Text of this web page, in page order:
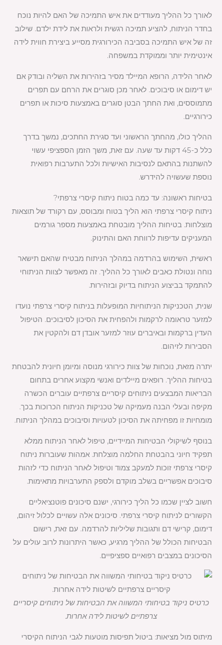
לאורך כל ההליך מעודדים את איש התמיכה של האם להיות נוכח
בחדר הניתוח, להציע תמיכה רגשית ולראות את לידת ילדם. שילוב
זה של איש התמיכה בסביבה הכירורגית מסייע ביצירת חווית לידה
אינטימית יותר וממוקדת במשפחה.
לאחר הלידה, הרופא המיילד מסיר בזהירות את השליה ובודק אם
יש דימום או סיבוכים. לאחר מכן סוגרים את הרחם עם תפרים
מתמוססים, ואת החתך הבטן סוגרים באמצעות סיכות או תפרים
כירורגיים.
ההליך כולו, מהחתך הראשוני ועד סגירת החתכים, נמשך בדרך
כלל כ-45 דקות עד שעה. עם זאת, משך הזמן הספציפי עשוי
להשתנות בהתאם לנסיבות האישיות ולכל התערבות רפואית
נוספת שעשויה להידרש.
בטיחות ראשונה: עד כמה בטוח ניתוח קיסרי צרפתי?
ניתוח קיסרי צרפתי הוא הליך בטוח ומבוסס, עם רקורד של תוצאות
מוצלחות. בטיחות ההליך מובטחת באמצעות מספר גורמים
המעניקים עדיפות לרווחת האם והתינוק.
ראשית, השימוש בהרדמה במהלך הניתוח מבטיח שהאם תישאר
נוחה ונטולת כאבים לאורך כל ההליך. זה מאפשר לצוות הניתוחי
להתמקד בביצוע הניתוח בדיוק ובזהירות.
שנית, הטכניקות הניתוחיות המופעלות בניתוח קיסרי צרפתי נועדו
למזער טראומה לרקמות ולהפחית את הסיכון לסיבוכים. הטיפול
העדין ברקמות ובאיברים עוזר למזער אובדן דם ולהקטין את
הסבירות לזיהום.
יתרה מזאת, נוכחות של צוות כירורגי מנוסה ומיומן חיונית להבטחת
בטיחות ההליך. רופאים מיילדים ואנשי מקצוע אחרים בתחום
הבריאות המבצעים ניתוחים קיסריים צרפתיים עוברים הכשרה
מקיפה ובעלי הבנה מעמיקה של טכניקות הניתוח הכרוכות בכך.
מומחיות זו מפחיתה את הסיכון לטעויות וסיבוכים במהלך הניתוח.
בנוסף לשיקולי הבטיחות המיידיים, טיפול לאחר הניתוח ממלא
תפקיד חיוני בהבטחת החלמה מוצלחת. אמהות שעוברות ניתוח
קיסרי צרפתי זוכות למעקב צמוד וטיפול לאחר הניתוח כדי לזהות
סיבוכים אפשריים בשלב מוקדם ולספק התערבויות מתאימות.
חשוב לציין שכמו כל הליך כירורגי, ישנם סיכונים פוטנציאליים
הקשורים לניתוח קיסרי צרפתי. סיכונים אלה עשויים לכלול זיהום,
דימום, קרישי דם ותגובות שליליות להרדמה. עם זאת, רישום
הבטיחות הכולל של ההליך מרגיע, כאשר היתרונות לרוב עולים על
הסיכונים במצבים רפואיים ספציפיים.
כרטיס ניקוד בטיחותי המשווה את הבטיחות של ניתוחים קיסריים
צרפתיים לשיטות לידה אחרות.
מיתוס מול מציאות: ביטול תפיסות מוטעות לגבי הניתוח הקיסרי